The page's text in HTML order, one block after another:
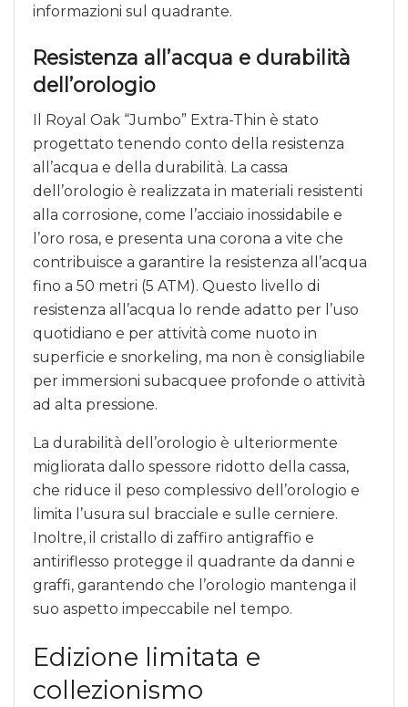
informazioni sul quadrante.
Resistenza all’acqua e durabilità
dell’orologio
Il Royal Oak “Jumbo” Extra-Thin è stato
progettato tenendo conto della resistenza
all’acqua e della durabilità. La cassa
dell’orologio è realizzata in materiali resistenti
alla corrosione, come l’acciaio inossidabile e
l’oro rosa, e presenta una corona a vite che
contribuisce a garantire la resistenza all’acqua
fino a 50 metri (5 ATM). Questo livello di
resistenza all’acqua lo rende adatto per l’uso
quotidiano e per attività come nuoto in
superficie e snorkeling, ma non è consigliabile
per immersioni subacquee profonde o attività
ad alta pressione.
La durabilità dell’orologio è ulteriormente
migliorata dallo spessore ridotto della cassa,
che riduce il peso complessivo dell’orologio e
limita l’usura sul bracciale e sulle cerniere.
Inoltre, il cristallo di zaffiro antigraffio e
antiriflesso protegge il quadrante da danni e
graffi, garantendo che l’orologio mantenga il
suo aspetto impeccabile nel tempo.
Edizione limitata e
collezionismo